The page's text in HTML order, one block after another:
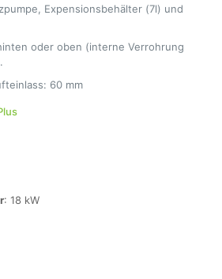
Expensionsbehälter (7l) und
oder oben (interne Verrohrung
60 mm
: 18 kW